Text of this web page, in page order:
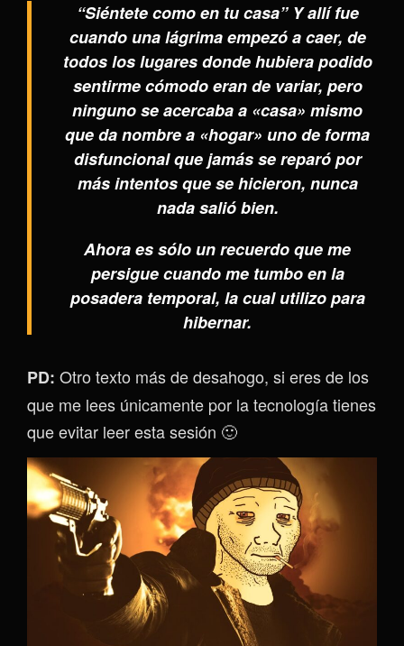
“Siéntete como en tu casa” Y allí fue
cuando una lágrima empezó a caer, de
todos los lugares donde hubiera podido
sentirme cómodo eran de variar, pero
ninguno se acercaba a «casa» mismo
que da nombre a «hogar» uno de forma
disfuncional que jamás se reparó por
más intentos que se hicieron, nunca
nada salió bien.
Ahora es sólo un recuerdo que me
persigue cuando me tumbo en la
posadera temporal, la cual utilizo para
hibernar.
PD: Otro texto más de desahogo, si eres de los
que me lees únicamente por la tecnología tienes
que evitar leer esta sesión 🙂